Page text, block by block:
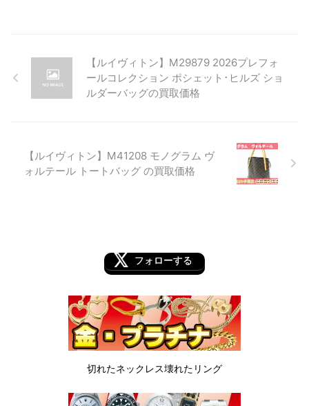
【ルイヴィトン】M29879 2026プレフォ
ールコレクション ポシェット･ヒルズ ショ
ルダーバッグの買取価格
【ルイヴィトン】M41208 モノグラム ヴ
ォルテール トートバッグ の買取価格
フォローする
切れたネックレス壊れたリング